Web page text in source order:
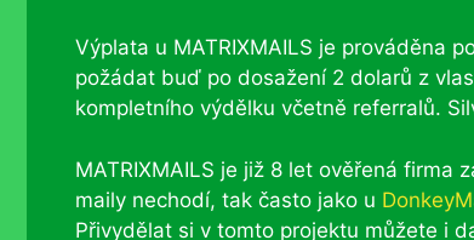
Výplata u MATRIXMAILS je prováděna
požádat buď po dosažení 2 dolarů z
kompletního výdělku včetně referralů.
MATRIXMAILS je již 8 let ověřená firma
maily nechodí, tak často jako u
Přivydělat si v tomto projektu můžete i